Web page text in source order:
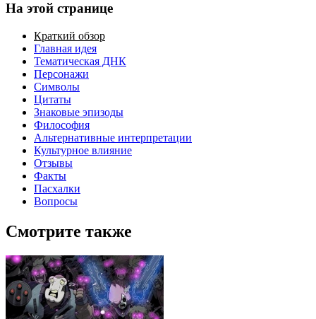
На этой странице
Краткий обзор
Главная идея
Тематическая ДНК
Персонажи
Символы
Цитаты
Знаковые эпизоды
Философия
Альтернативные интерпретации
Культурное влияние
Отзывы
Факты
Пасхалки
Вопросы
Смотрите также